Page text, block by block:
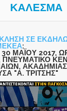
ΚΑΛΕΣΜΑ
ΣΕ
:
30 ΜΑΪΟΥ 2017,
ΠΝΕΥΜΑΤΙΚΟ
ΑΚΑΔΗΜΙΑΣ
"Α. ΤΡΙΤΣΗΣ"